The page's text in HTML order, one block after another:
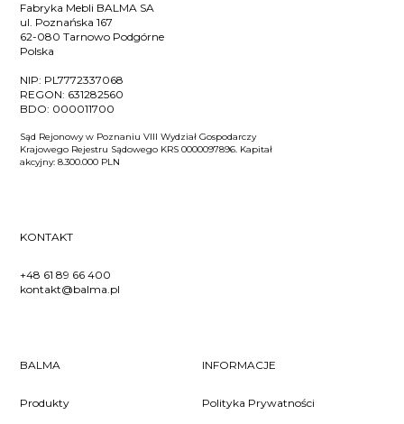
Fabryka Mebli BALMA SA
ul. Poznańska 167
62-080 Tarnowo Podgórne
Polska
NIP: PL7772337068
REGON: 631282560
BDO: 000011700
Sąd Rejonowy w Poznaniu VIII Wydział Gospodarczy
Krajowego Rejestru Sądowego KRS 0000097896. Kapitał
akcyjny: 8.300.000 PLN
KONTAKT
+48 61 89 66 400
kontakt@balma.pl
BALMA
Produkty
INFORMACJE
Polityka Prywatności